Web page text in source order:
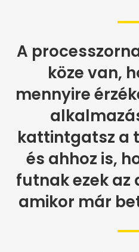
A
köze van,
mennyire
kattintgatsz a
és ahhoz is,
futnak ezek
amikor már